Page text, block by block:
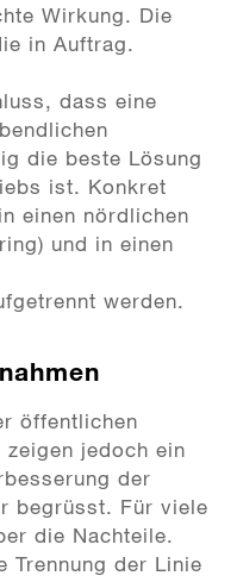
Wirkung. Die
in Auftrag.
dass eine
die beste Lösung
ist. Konkret
einen nördlichen
und in einen
werden.
öffentlichen
jedoch ein
der
begrüsst. Für viele
die Nachteile.
der Linie